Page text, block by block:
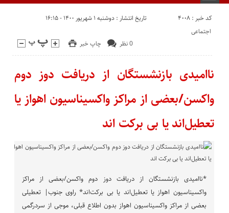
کد خبر : 4008 تاریخ انتشار : دوشنبه ۱ شهریور ۱۴۰۰ - ۱۶:۱۵
چاپ خبر 0 نظر
اجتماعی
ناامیدی بازنشستگان از دریافت دوز دوم
واکسن/بعضی از مراکز واکسیناسیون اهواز یا
تعطیل‌اند یا بی برکت اند
*ناامیدی بازنشستگان از دریافت دوز دوم واکسن/بعضی از مراکز
واکسیناسیون اهواز یا تعطیل‌اند یا بی برکت‌اند* راوی جنوب| تعطیلی
بعضی از مراکز واکسیناسیون اهواز بدون اطلاع قبلی، موجی از سردرگمی